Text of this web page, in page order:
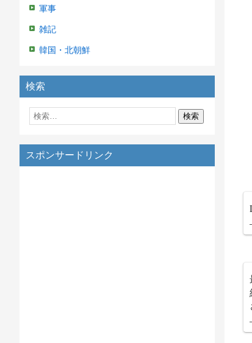
軍事
雑記
韓国・北朝鮮
検索
スポンサードリンク